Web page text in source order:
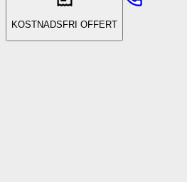
KOSTNADSFRI OFFERT